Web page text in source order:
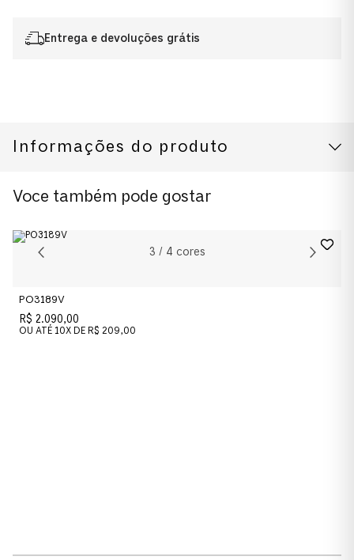
Entrega e devoluções grátis
Informações do produto
CUIDADOS COM O PRODUTO
Voce também pode gostar
3 / 4 cores
PO3189V
R$ 2.090,00
OU ATÉ 10X DE R$ 209,00